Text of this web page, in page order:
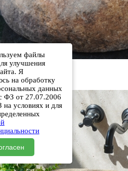
файлы
улучшения
Я
на обработку
данных
ФЗ от 27.07.2006
условиях и для